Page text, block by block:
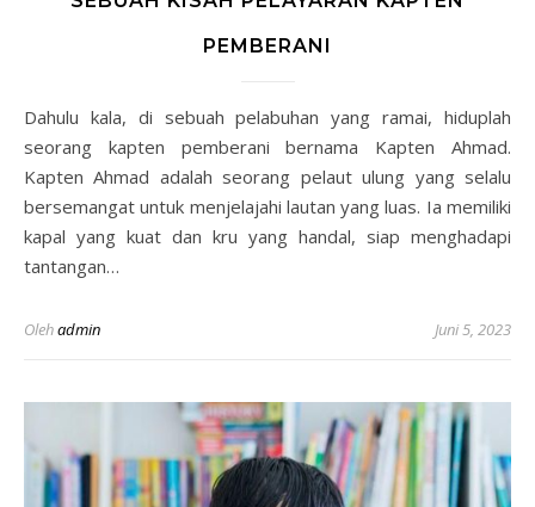
PEMBERANI
Dahulu kala, di sebuah pelabuhan yang ramai, hiduplah
seorang kapten pemberani bernama Kapten Ahmad.
Kapten Ahmad adalah seorang pelaut ulung yang selalu
bersemangat untuk menjelajahi lautan yang luas. Ia memiliki
kapal yang kuat dan kru yang handal, siap menghadapi
tantangan…
Olehadmin Juni 5, 2023